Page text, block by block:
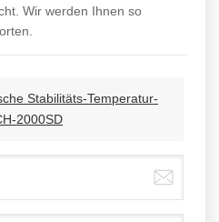
Wir werden Ihnen so
Stabilitäts-Temperatur-
2000SD